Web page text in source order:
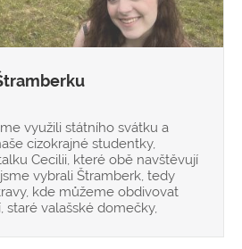
využili státního svátku a
cizokrajné studentky,
Cecilii, které obě navštěvují
vybrali Štramberk, tedy
kde můžeme obdivovat
staré valašské domečky,